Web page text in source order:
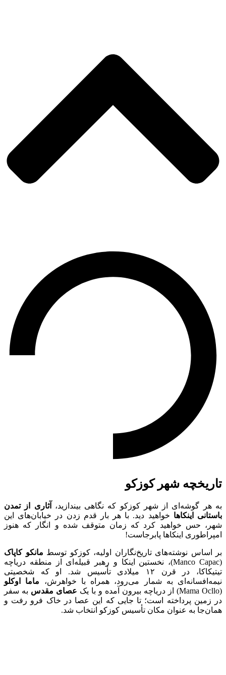
تاریخچه شهر کوزکو
به هر گوشه‌ای از شهر کوزکو که نگاهی بیندازید،
آثاری از تمدن
باستانی اینکاها خواهید دید. با هر بار قدم زدن در خیابان‌های این
شهر، حس خواهید کرد که زمان متوقف شده و انگار که هنوز
امپراطوری اینکاها پابرجاست!
بر اساس نوشته‌های تاریخ‌نگاران اولیه، کوزکو توسط مانکو کاپاک
(Manco Capac)، نخستین اینکا و رهبر قبیله‌ای از منطقه دریاچه
تیتیکاکا، در قرن ۱۲ میلادی تأسیس شد. او که شخصیتی
نیمه‌افسانه‌ای به شمار می‌رود، همراه با خواهرش، ماما اوکلو
(Mama Ocllo) از دریاچه بیرون آمده و با یک
عصای مقدس به سفر
در زمین پرداخته است؛ تا جایی که این عصا در خاک فرو رفت و
همان‌جا به عنوان مکان تأسیس کوزکو انتخاب شد.